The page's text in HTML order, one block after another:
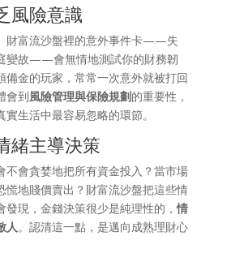
風險意識
財富流沙盤裡的意外事件卡——失
變故——會無情地測試你的財務韌
備金的玩家，常常一次意外就被打回
會到風險管理與保險規劃的重要性，
生活中最容易忽略的環節。
緒主導決策
不會貪婪地把所有資金投入？當市場
慌地賤價賣出？財富流沙盤把這些情
發現，金錢決策很少是純理性的，情
人 。認清這一點，是邁向成熟理財心